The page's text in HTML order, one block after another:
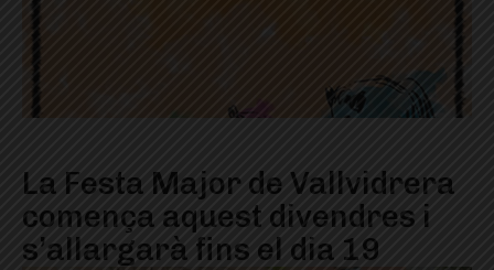
La Festa Major de Vallvidrera
comença aquest divendres i
s’allargarà fins el dia 19